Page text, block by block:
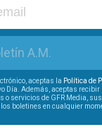
A.M.
aceptas la Política de
Día. Además, aceptas
o servicios de GFR Media,
boletines en cualquier